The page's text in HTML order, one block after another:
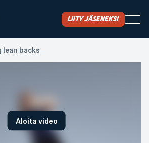
Liity jäseneksi
lean backs
Aloita video